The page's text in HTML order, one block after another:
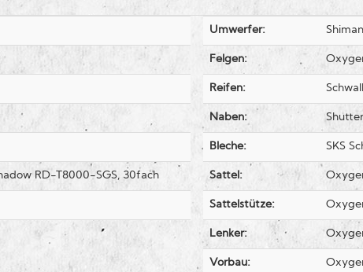
RD-T8000-SGS, 30fach
Umwerfer:
Felgen:
Reifen:
Naben:
Bleche: SKS
Sattel:
Sattelstütze:
Lenker:
Vorbau: